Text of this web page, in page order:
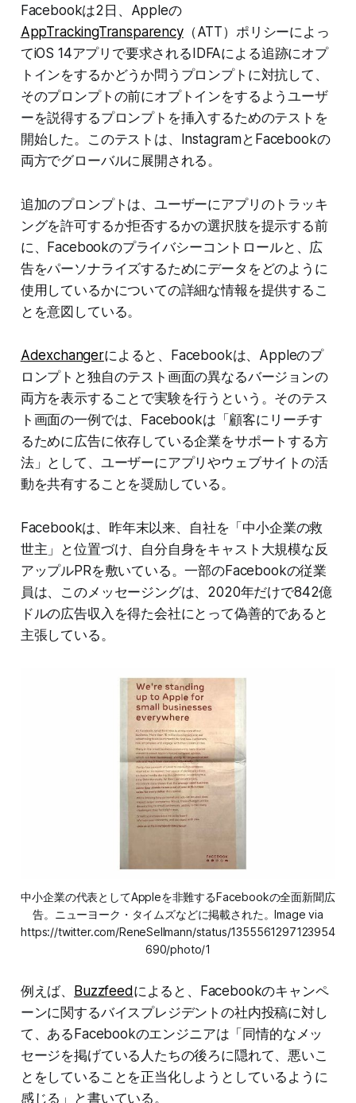
Facebookは2日、Appleの
AppTrackingTransparency（ATT）ポリシーによっ
てiOS 14アプリで要求されるIDFAによる追跡にオプ
トインをするかどうか問うプロンプトに対抗して、
そのプロンプトの前にオプトインをするようユーザ
ーを説得するプロンプトを挿入するためのテストを
開始した。このテストは、InstagramとFacebookの
両方でグローバルに展開される。
追加のプロンプトは、ユーザーにアプリのトラッキ
ングを許可するか拒否するかの選択肢を提示する前
に、Facebookのプライバシーコントロールと、広
告をパーソナライズするためにデータをどのように
使用しているかについての詳細な情報を提供するこ
とを意図している。
Adexchangerによると、Facebookは、Appleのプ
ロンプトと独自のテスト画面の異なるバージョンの
両方を表示することで実験を行うという。そのテス
ト画面の一例では、Facebookは「顧客にリーチす
るために広告に依存している企業をサポートする方
法」として、ユーザーにアプリやウェブサイトの活
動を共有することを奨励している。
Facebookは、昨年末以来、自社を「中小企業の救
世主」と位置づけ、自分自身をキャスト大規模な反
アップルPRを敷いている。一部のFacebookの従業
員は、このメッセージングは、2020年だけで842億
ドルの広告収入を得た会社にとって偽善的であると
主張している。
中小企業の代表としてAppleを非難するFacebookの全面新聞広
告。ニューヨーク・タイムズなどに掲載された。Image via
https://twitter.com/ReneSellmann/status/1355561297123954
690/photo/1
例えば、 Buzzfeedによると、Facebookのキャンペ
ーンに関するバイスプレジデントの社内投稿に対し
て、あるFacebookのエンジニアは「同情的なメッ
セージを掲げている人たちの後ろに隠れて、悪いこ
とをしていることを正当化しようとしているように
感じる」と書いている。